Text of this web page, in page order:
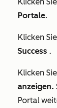
Klicken
Portale.
Klicken
Success .
Klicken
anzeigen.
Portal